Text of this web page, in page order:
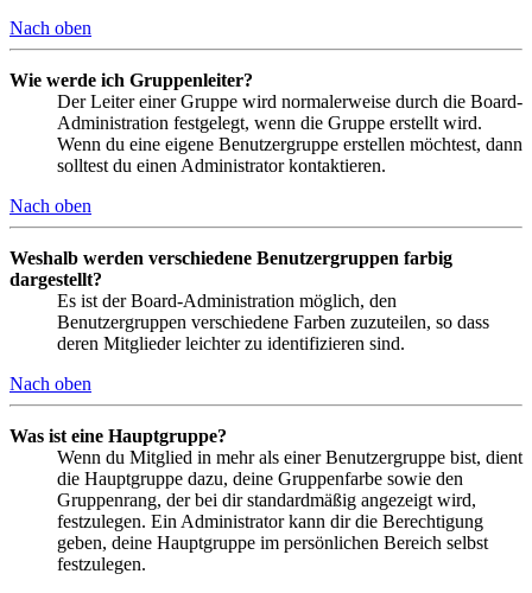
Nach oben
Wie werde ich Gruppenleiter?
Der Leiter einer Gruppe wird normalerweise durch die Board-
Administration festgelegt, wenn die Gruppe erstellt wird.
Wenn du eine eigene Benutzergruppe erstellen möchtest, dann
solltest du einen Administrator kontaktieren.
Nach oben
Weshalb werden verschiedene Benutzergruppen farbig
dargestellt?
Es ist der Board-Administration möglich, den
Benutzergruppen verschiedene Farben zuzuteilen, so dass
deren Mitglieder leichter zu identifizieren sind.
Nach oben
Was ist eine Hauptgruppe?
Wenn du Mitglied in mehr als einer Benutzergruppe bist, dient
die Hauptgruppe dazu, deine Gruppenfarbe sowie den
Gruppenrang, der bei dir standardmäßig angezeigt wird,
festzulegen. Ein Administrator kann dir die Berechtigung
geben, deine Hauptgruppe im persönlichen Bereich selbst
festzulegen.